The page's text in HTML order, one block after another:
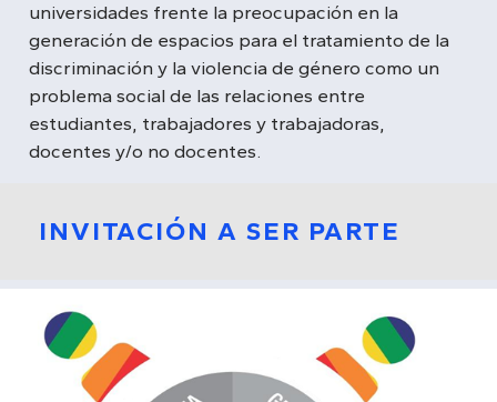
universidades frente la preocupación en la
generación de espacios para el tratamiento de la
discriminación y la violencia de género como un
problema social de las relaciones entre
estudiantes, trabajadores y trabajadoras,
docentes y/o no docentes.
INVITACIÓN A SER PARTE